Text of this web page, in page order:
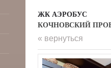
ЖК АЭРОБУС
КОЧНОВСКИЙ
« вернуться